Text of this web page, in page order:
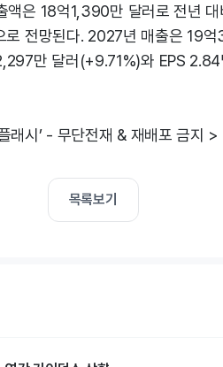
은 18억1,390만 달러로 전년
로 전망된다. 2027년 매출은 19
만 달러(+9.71%)와 EPS
래시’ - 무단전재 & 재배포 금지 >
목록보기